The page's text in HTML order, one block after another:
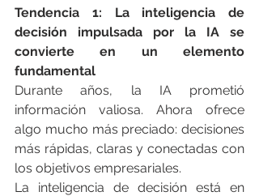
Tendencia 1: La inteligencia de
decisión impulsada por la IA se
convierte en un elemento
fundamental
Durante años, la IA prometió
información valiosa. Ahora ofrece
algo mucho más preciado: decisiones
más rápidas, claras y conectadas con
los objetivos empresariales.
La inteligencia de decisión está en